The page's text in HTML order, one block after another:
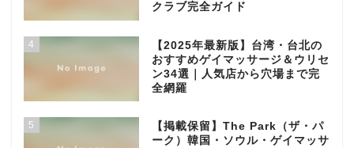
クラブ完全ガイド
4
【2025年最新版】台湾・台北の
おすすめゲイマッサージ＆ウリセ
ン34選｜人気店から穴場まで完
全網羅
5
【掲載保留】The Park（ザ・パ
ーク）韓国・ソウル・ゲイマッサ